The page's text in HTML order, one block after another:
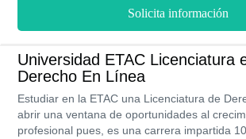
estratégicos y por supuesto, también pasión
Estudiando en la ETAC, a través de su
tienes la posibilidad de obtener tu título en un
corto, con sus programas modulares así
y además con horarios flexibles.
Solicita información
Universidad ETAC Licenciatura
Derecho En Línea
Estudiar en la ETAC una Licenciatura de
abrir una ventana de oportunidades al
profesional pues, es una carrera impartida